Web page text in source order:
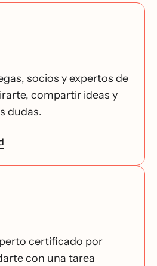
socios y expertos de
compartir ideas y
dudas.
certificado por
con una tarea